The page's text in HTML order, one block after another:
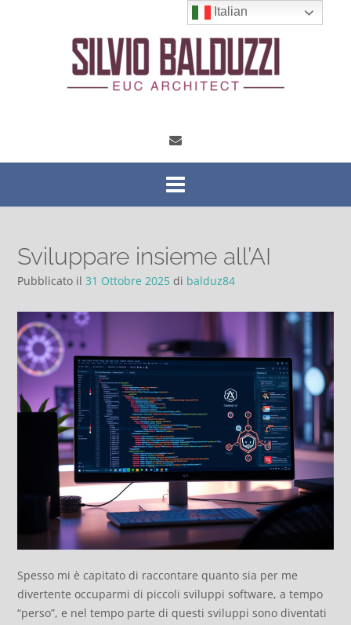
Sviluppare insieme all’AI
Pubblicato il 31 Ottobre 2025 di balduz84
Spesso mi è capitato di raccontare quanto sia per me
divertente occuparmi di piccoli sviluppi software, a tempo
“perso”, e nel tempo parte di questi sviluppi sono diventati
Italian